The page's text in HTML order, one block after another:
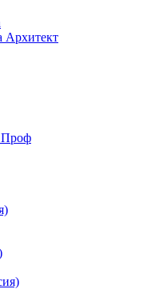
штукатурки
нейтральные
(антигрибковые)
и краски
патина
мрамора)
вихрей)
Архитект
Проф